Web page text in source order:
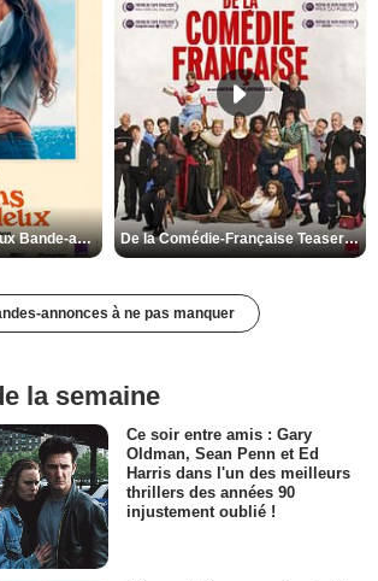
Les Matins merveilleux Bande-annonce VF De la Comédie-Française Teaser VF
annonces à ne pas manquer
la semaine
Ce soir entre amis : Gary
Oldman, Sean Penn et Ed
Harris dans l'un des meilleurs
thrillers des années 90
injustement oublié !